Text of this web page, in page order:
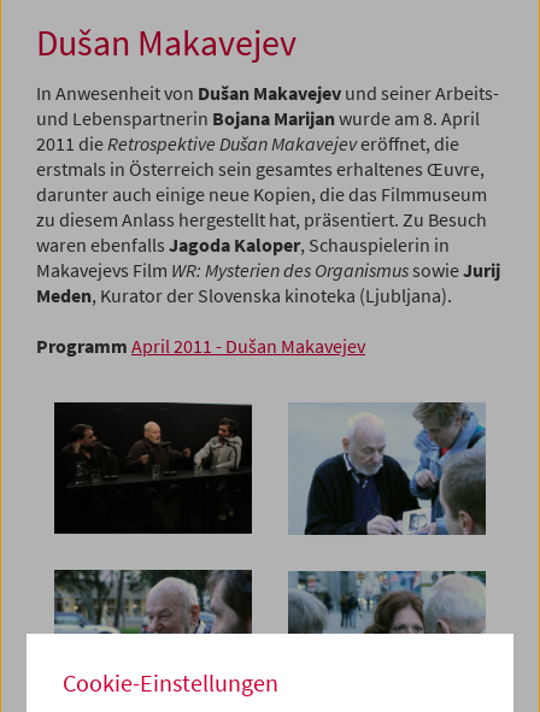
Dušan Makavejev
In Anwesenheit von Dušan Makavejev und seiner Arbeits-
und Lebenspartnerin Bojana Marijanwurde am 8. April
2011 dieRetrospektive Dušan Makavejeveröffnet, die
erstmals in Österreich sein gesamtes erhaltenes Œuvre,
darun­ter auch einige neue Kopien, die das Filmmuseum
zu diesem Anlass hergestellt hat, präsentiert. Zu Besuch
waren ebenfalls Jagoda Kaloper, Schauspielerin in
Makavejevs Film WR: Mysterien des OrganismussowieJurij
Meden, Kurator der Slovenska kinoteka (Ljubljana).
Programm April 2011 - Dušan Makavejev
Cookie-Einstellungen